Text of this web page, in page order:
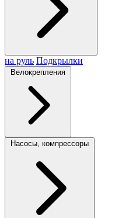
на руль Подкрылки
Велокрепления
Насосы, компрессоры